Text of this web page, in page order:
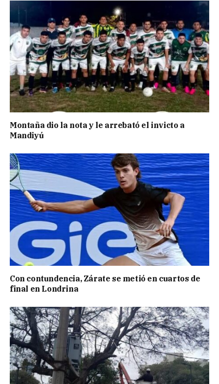
Montaña dio la nota y le arrebató el invicto a
Mandiyú
Con contundencia, Zárate se metió en cuartos de
final en Londrina